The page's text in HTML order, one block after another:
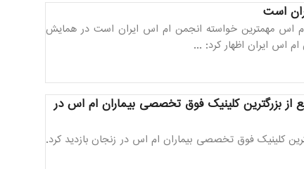
است
مهمترین خواسته انجمن ام اس ایران است در همایش
اس ایران اظهار کرد: ...
بزرگترین کلینیک فوق تخصصی بیماران ام اس در
کلینیک فوق تخصصی بیماران ام اس در زنجان بازدید کرد.